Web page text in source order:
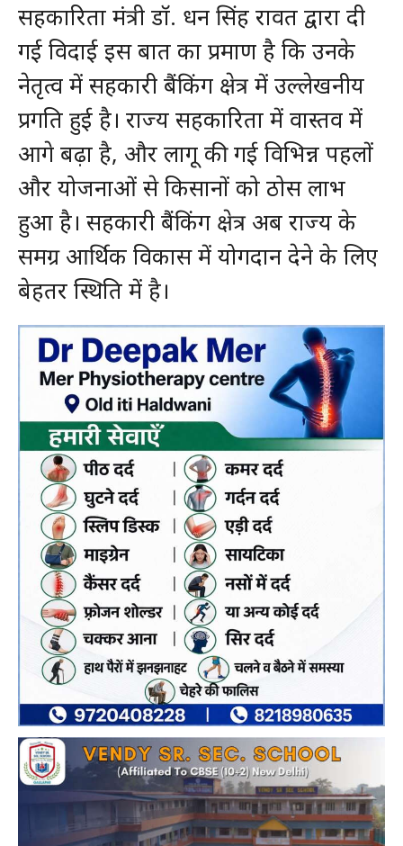
सहकारिता मंत्री डॉ. धन सिंह रावत द्वारा दी
गई विदाई इस बात का प्रमाण है कि उनके
नेतृत्व में सहकारी बैंकिंग क्षेत्र में उल्लेखनीय
प्रगति हुई है। राज्य सहकारिता में वास्तव में
आगे बढ़ा है, और लागू की गई विभिन्न पहलों
और योजनाओं से किसानों को ठोस लाभ
हुआ है। सहकारी बैंकिंग क्षेत्र अब राज्य के
समग्र आर्थिक विकास में योगदान देने के लिए
बेहतर स्थिति में है।